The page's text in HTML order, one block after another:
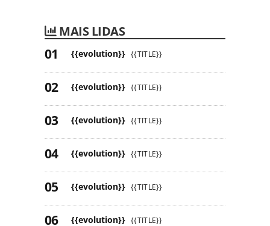
MAIS LIDAS
{{evolution}} {{TITLE}}
{{evolution}} {{TITLE}}
{{evolution}} {{TITLE}}
{{evolution}} {{TITLE}}
{{evolution}} {{TITLE}}
{{evolution}} {{TITLE}}